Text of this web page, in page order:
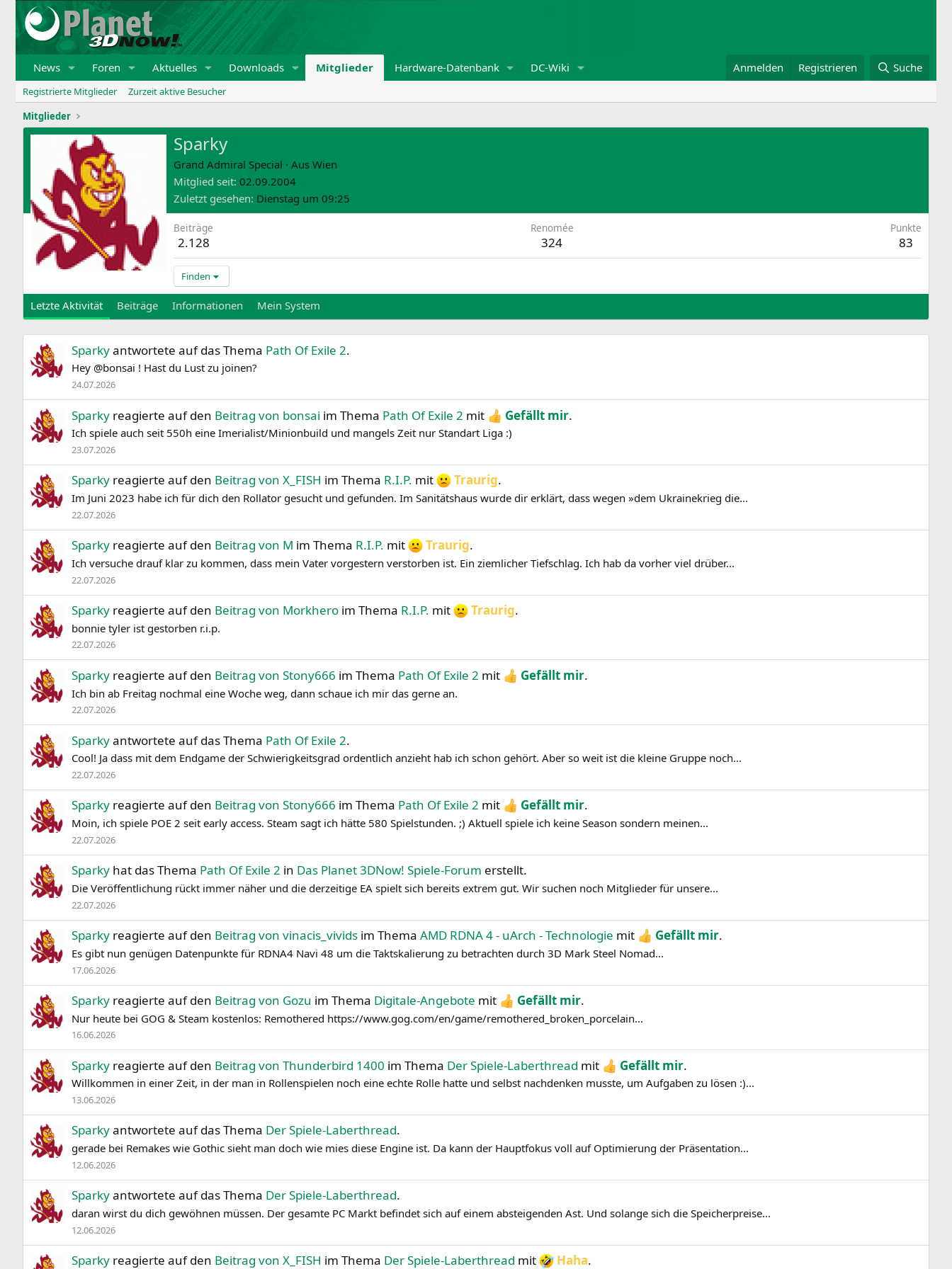
News Foren Aktuelles Downloads Mitglieder Hardware-Datenbank DC-Wiki Anmelden Registrieren Suche
Registrierte Mitglieder
Zurzeit aktive Besucher
Mitglieder
Sparky
Grand Admiral Special · Aus Wien
Mitglied seit 02.09.2004
Zuletzt gesehen Dienstag um 09:25
Beiträge
2.128
Renomée
324
Punkte
83
Finden
Letzte Aktivität Beiträge Informationen Mein System
Sparkyantwortete auf das Thema Path Of Exile 2.
Hey @bonsai ! Hast du Lust zu joinen?
24.07.2026
Sparky reagierte auf den Beitrag von bonsai im Thema Path Of Exile 2 mit Gefällt mir.
Ich spiele auch seit 550h eine Imerialist/Minionbuild und mangels Zeit nur Standart Liga :)
23.07.2026
Sparky reagierte auf den Beitrag von X_FISH im Thema R.I.P. mit Traurig.
Im Juni 2023 habe ich für dich den Rollator gesucht und gefunden. Im Sanitätshaus wurde dir erklärt, dass wegen »dem Ukrainekrieg die...
22.07.2026
Sparky reagierte auf den Beitrag von M im Thema R.I.P. mit Traurig.
Ich versuche drauf klar zu kommen, dass mein Vater vorgestern verstorben ist. Ein ziemlicher Tiefschlag. Ich hab da vorher viel drüber...
22.07.2026
Sparky reagierte auf den Beitrag von Morkhero im Thema R.I.P. mit Traurig.
bonnie tyler ist gestorben r.i.p.
22.07.2026
Sparky reagierte auf den Beitrag von Stony666 im Thema Path Of Exile 2 mit Gefällt mir.
Ich bin ab Freitag nochmal eine Woche weg, dann schaue ich mir das gerne an.
22.07.2026
Sparkyantwortete auf das Thema Path Of Exile 2.
Cool! Ja dass mit dem Endgame der Schwierigkeitsgrad ordentlich anzieht hab ich schon gehört. Aber so weit ist die kleine Gruppe noch...
22.07.2026
Sparky reagierte auf den Beitrag von Stony666 im Thema Path Of Exile 2 mit Gefällt mir.
Moin, ich spiele POE 2 seit early access. Steam sagt ich hätte 580 Spielstunden. ;) Aktuell spiele ich keine Season sondern meinen...
22.07.2026
Sparky hat das Thema Path Of Exile 2 in Das Planet 3DNow! Spiele-Forum erstellt.
Die Veröffentlichung rückt immer näher und die derzeitige EA spielt sich bereits extrem gut. Wir suchen noch Mitglieder für unsere...
22.07.2026
Sparky reagierte auf den Beitrag von vinacis_vivids im Thema AMD RDNA 4 - uArch - Technologie mit Gefällt mir.
Es gibt nun genügen Datenpunkte für RDNA4 Navi 48 um die Taktskalierung zu betrachten durch 3D Mark Steel Nomad...
17.06.2026
Sparky reagierte auf den Beitrag von Gozu im Thema Digitale-Angebote mit Gefällt mir.
Nur heute bei GOG & Steam kostenlos: Remothered https://www.gog.com/en/game/remothered_broken_porcelain...
16.06.2026
Sparky reagierte auf den Beitrag von Thunderbird 1400 im Thema Der Spiele-Laberthread mit Gefällt mir.
Willkommen in einer Zeit, in der man in Rollenspielen noch eine echte Rolle hatte und selbst nachdenken musste, um Aufgaben zu lösen :)...
13.06.2026
Sparkyantwortete auf das Thema Der Spiele-Laberthread.
gerade bei Remakes wie Gothic sieht man doch wie mies diese Engine ist. Da kann der Hauptfokus voll auf Optimierung der Präsentation...
12.06.2026
Sparkyantwortete auf das Thema Der Spiele-Laberthread.
daran wirst du dich gewöhnen müssen. Der gesamte PC Markt befindet sich auf einem absteigenden Ast. Und solange sich die Speicherpreise...
12.06.2026
Sparky reagierte auf den Beitrag von X_FISH im Thema Der Spiele-Laberthread mit Haha.